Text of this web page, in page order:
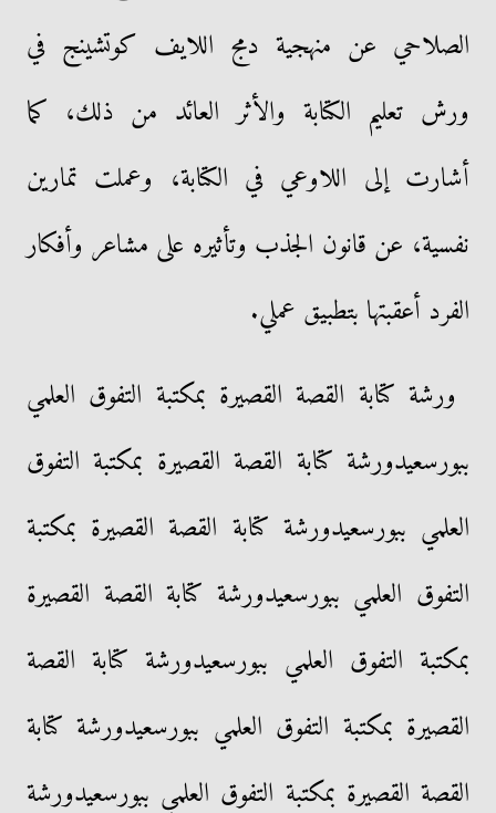
الصلاحي عن منهجية دمج اللايف كوتشينج في
ورش تعليم الكتابة والأثر العائد من ذلك، كما
أشارت إلى اللاوعي في الكتابة، وعملت تمارين
نفسية، عن قانون الجذب وتأثيره على مشاعر وأفكار
الفرد أعقبتها بتطبيق عملي.
ورشة كتابة القصة القصيرة بمكتبة التفوق العلمي
ببورسعيدورشة كتابة القصة القصيرة بمكتبة التفوق
العلمي ببورسعيدورشة كتابة القصة القصيرة بمكتبة
التفوق العلمي ببورسعيدورشة كتابة القصة القصيرة
بمكتبة التفوق العلمي ببورسعيدورشة كتابة القصة
القصيرة بمكتبة التفوق العلمي ببورسعيدورشة كتابة
القصة القصيرة بمكتبة التفوق العلمي ببورسعيدورشة